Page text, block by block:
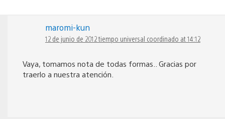
maromi-kun
12 de junio de 2012 tiempo universal coordinado at 14:12
Vaya, tomamos nota de todas formas.. Gracias por
traerlo a nuestra atención.